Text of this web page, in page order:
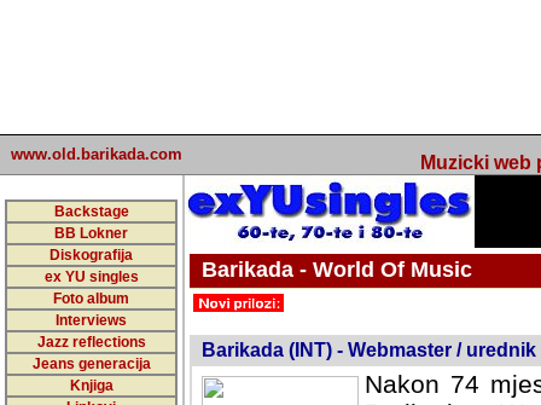
www.old.barikada.com Muzicki web
Backstage
BB Lokner
Diskografija
ex YU singles
Foto album
Interviews
Jazz reflections
Jeans generacija
Knjiga
Barikada - World Of Music
Barikada (INT) - Webmaster / urednik
Nakon 74